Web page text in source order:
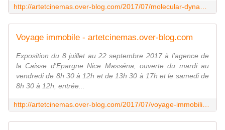
Voyage immobile - artetcinemas.over-blog.com
Exposition du 8 juillet au 22 septembre 2017 à l'agence de
la Caisse d'Epargne Nice Masséna, ouverte du mardi au
vendredi de 8h 30 à 12h et de 13h 30 à 17h et le samedi de
8h 30 à 12h, entrée...